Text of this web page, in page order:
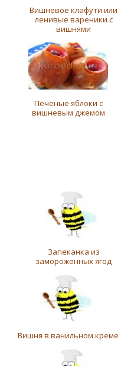
Вишневое клафути или
ленивые вареники с
вишнями
Печеные яблоки с
вишневым джемом
Запеканка из
замороженных ягод
Вишня в ванильном креме